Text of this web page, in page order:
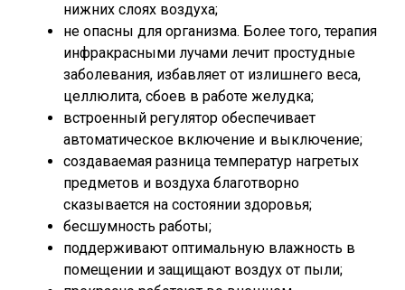
нижних слоях воздуха;
не опасны для организма. Более того, терапия
инфракрасными лучами лечит простудные
заболевания, избавляет от излишнего веса,
целлюлита, сбоев в работе желудка;
встроенный регулятор обеспечивает
автоматическое включение и выключение;
создаваемая разница температур нагретых
предметов и воздуха благотворно
сказывается на состоянии здоровья;
бесшумность работы;
поддерживают оптимальную влажность в
помещении и защищают воздух от пыли;